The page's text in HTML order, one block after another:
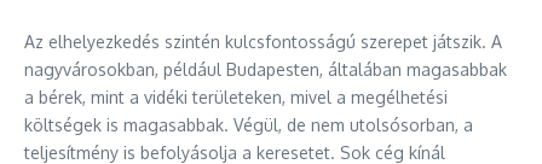
Az elhelyezkedés szintén kulcsfontosságú szerepet játszik. A
nagyvárosokban, például Budapesten, általában magasabbak
a bérek, mint a vidéki területeken, mivel a megélhetési
költségek is magasabbak. Végül, de nem utolsósorban, a
teljesítmény is befolyásolja a keresetet. Sok cég kínál